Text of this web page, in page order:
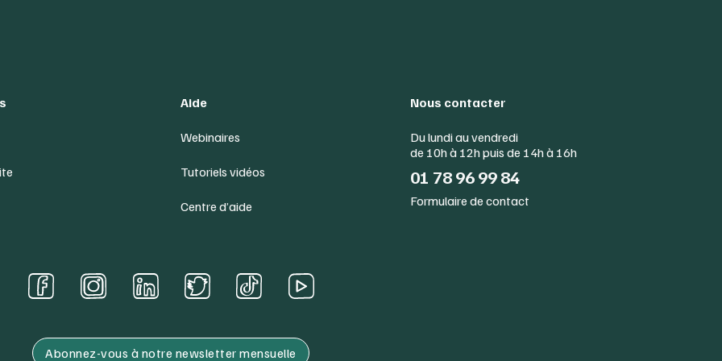
Aide
Webinaires
Tutoriels vidéos
Centre d’aide
Nous contacter
Du lundi au vendredi
de 10h à 12h puis de 14h à 16h
01 78 96 99 84
Formulaire de contact
Abonnez-vous à notre newsletter mensuelle